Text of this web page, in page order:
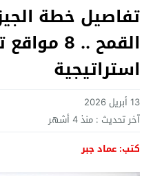
تفاصيل خطة
القمح ..
استراتيجية
13 أبريل 2026
آخر تحديث : منذ 4 أشهر
كتب: عماد جبر